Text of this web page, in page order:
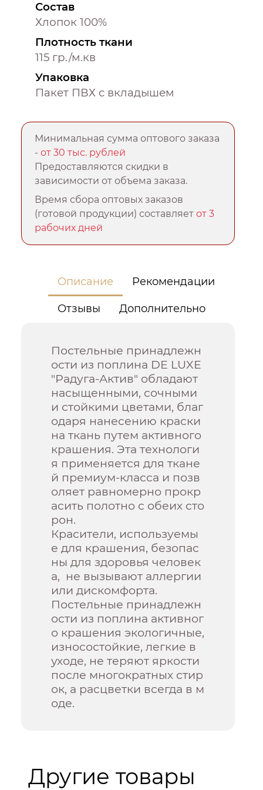
Состав
Хлопок 100%
Плотность ткани
115 гр./м.кв
Упаковка
Пакет ПВХ с вкладышем
Минимальная сумма оптового заказа
-от 30 тыс. рублей
Предоставляются скидки в
зависимости от объема заказа.
Время сбора оптовых заказов
(готовой продукции) составляетот 3
рабочих дней
Описание Рекомендации
Отзывы Дополнительно
Постельные принадлежн
ости из поплина DE LUXE
"Радуга-Актив" обладают
насыщенными, сочными
и стойкими цветами, благ
одаря нанесению краски
на ткань путем активного
крашения. Эта технологи
я применяется для ткане
й премиум-класса и позв
оляет равномерно прокр
асить полотно с обеих сто
рон.
Красители, используемы
е для крашения, безопас
ны для здоровья человек
а, не вызывают аллергии
или дискомфорта.
Постельные принадлежн
ости из поплина активног
о крашения экологичные,
износостойкие, легкие в
уходе, не теряют яркости
после многократных стир
ок, а расцветки всегда в м
оде.
Другие товары